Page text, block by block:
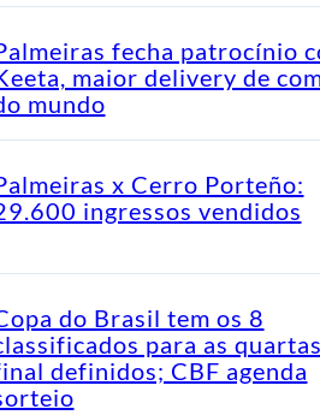
fecha patrocínio
maior delivery de
mundo
x Cerro Porteño:
ingressos vendidos
do Brasil tem os 8
para as
definidos; CBF agenda